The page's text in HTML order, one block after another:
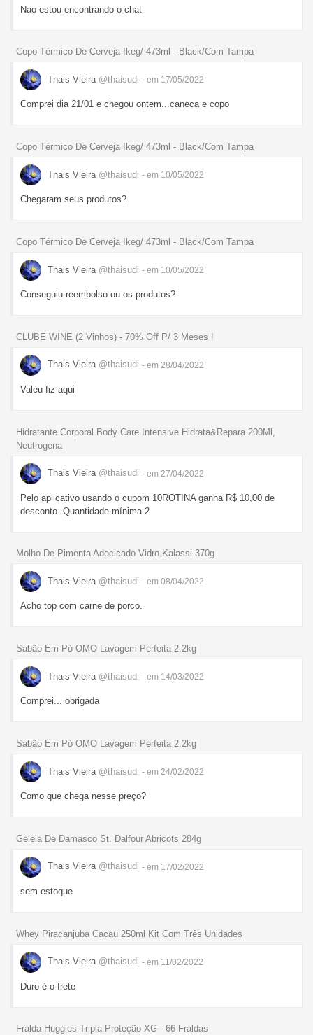
Nao estou encontrando o chat
Copo Térmico De Cerveja Ikeg/ 473ml - Black/Com Tampa
Thais Vieira @thaisudi - em 17/05/2022
Comprei dia 21/01 e chegou ontem...caneca e copo
Copo Térmico De Cerveja Ikeg/ 473ml - Black/Com Tampa
Thais Vieira @thaisudi - em 10/05/2022
Chegaram seus produtos?
Copo Térmico De Cerveja Ikeg/ 473ml - Black/Com Tampa
Thais Vieira @thaisudi - em 10/05/2022
Conseguiu reembolso ou os produtos?
CLUBE WINE (2 Vinhos) - 70% Off P/ 3 Meses !
Thais Vieira @thaisudi - em 28/04/2022
Valeu fiz aqui
Hidratante Corporal Body Care Intensive Hidrata&Repara 200Ml,
Neutrogena
Thais Vieira @thaisudi - em 27/04/2022
Pelo aplicativo usando o cupom 10ROTINA ganha R$ 10,00 de
desconto. Quantidade mínima 2
Molho De Pimenta Adocicado Vidro Kalassi 370g
Thais Vieira @thaisudi - em 08/04/2022
Acho top com carne de porco.
Sabão Em Pó OMO Lavagem Perfeita 2.2kg
Thais Vieira @thaisudi - em 14/03/2022
Comprei... obrigada
Sabão Em Pó OMO Lavagem Perfeita 2.2kg
Thais Vieira @thaisudi - em 24/02/2022
Como que chega nesse preço?
Geleia De Damasco St. Dalfour Abricots 284g
Thais Vieira @thaisudi - em 17/02/2022
sem estoque
Whey Piracanjuba Cacau 250ml Kit Com Três Unidades
Thais Vieira @thaisudi - em 11/02/2022
Duro é o frete
Fralda Huggies Tripla Proteção XG - 66 Fraldas